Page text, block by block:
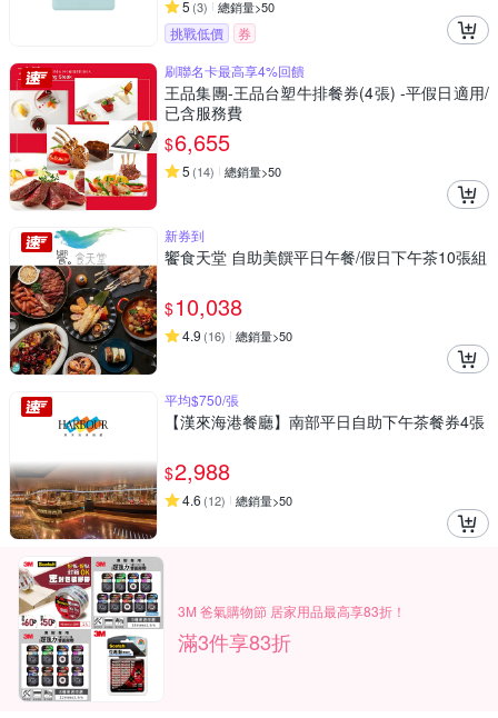
5 (3) 總銷量>50
挑戰低價
券
刷聯名卡最高享4%回饋
王品集團-王品台塑牛排餐券(4張) -平假日適用/
已含服務費
$6,655
5 (14) 總銷量>50
新券到
饗食天堂 自助美饌平日午餐/假日下午茶10張組
$10,038
4.9 (16) 總銷量>50
平均$750/張
【漢來海港餐廳】南部平日自助下午茶餐券4張
$2,988
4.6 (12) 總銷量>50
3M 爸氣購物節 居家用品最高享83折！
滿3件享83折